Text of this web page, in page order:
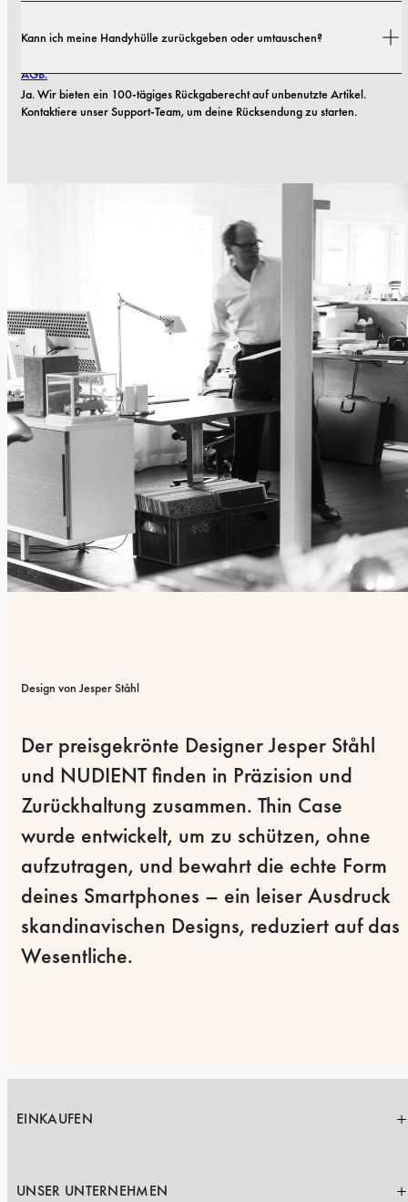
innerhalb der ersten 12 Monate Material- oder Verarbeitungsfehler
AGB.
Kann ich meine Handyhülle zurückgeben oder umtauschen?
Ja. Wir bieten ein 100-tägiges Rückgaberecht auf unbenutzte Artikel.
Kontaktiere unser Support-Team, um deine Rücksendung zu starten.
Design von Jesper Ståhl
Der preisgekrönte Designer Jesper Ståhl
und NUDIENT finden in Präzision und
Zurückhaltung zusammen. Thin Case
wurde entwickelt, um zu schützen, ohne
aufzutragen, und bewahrt die echte Form
deines Smartphones – ein leiser Ausdruck
skandinavischen Designs, reduziert auf das
Wesentliche.
EINKAUFEN
UNSER UNTERNEHMEN